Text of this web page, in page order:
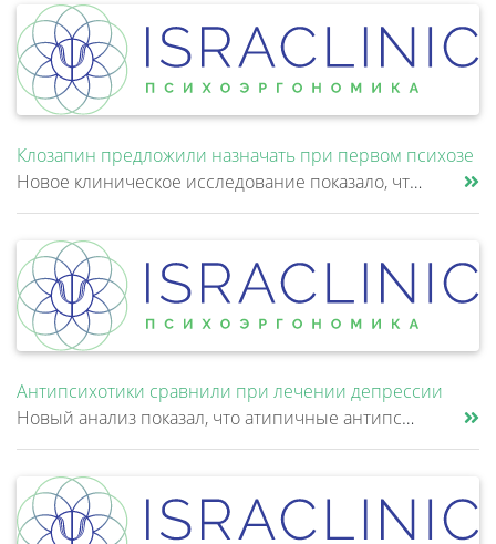
Клозапин предложили назначать при первом психозе
Новое клиническое исследование показало, что клозапин может быть эффективнее других антипсихотиков уже после первой неуд......
Антипсихотики сравнили при лечении депрессии
Новый анализ показал, что атипичные антипсихотики, которые иногда добавляют к антидепрессантам при большом депрессивном......